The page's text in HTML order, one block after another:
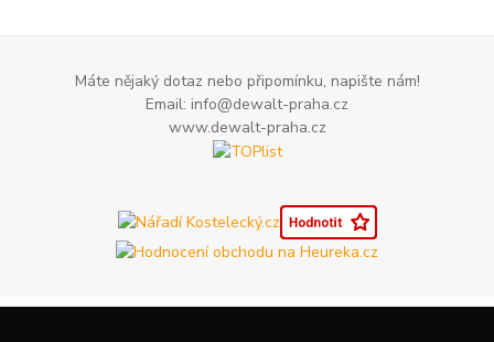
Máte nějaký dotaz nebo připomínku, napište nám!
Email: info@dewalt-praha.cz
www.dewalt-praha.cz